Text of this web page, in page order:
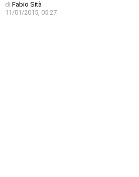
di Fabio Sità
11/01/2015, 05:27